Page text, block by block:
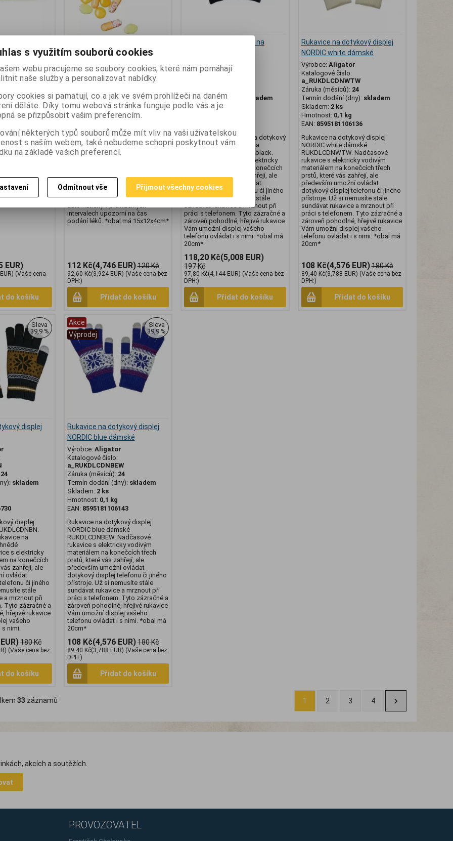
- myš v kruhu
h_3081
24
myš v kruhu se
Hračka pro
DS-062.
ukrytá myš na
kočku ke hře,
Na horní
koberec pro
*obal má
EUR)
(Vaše cena
do košíku
zásobník na léky
Hutermann
Katalogové číslo:h_0815
Záruka (měsíců): 24
Skladem:3 ks
Hmotnost:0,07 kg
EAN:H0815
Hutermann Digitální lékovka -
zásobník na léky s časovačem
PB01. Zásobník na léky s
časovačem a alarmem PB01.
PB01. Digitální lékovka s velmi
jednoduchým ovládáním, své léky
mějte vždy připraveny v této
digitální kapsli, která Vás
automaticky v pravidelných
intervalech upozorní na čas
podání léků. *obal má 15x12x4cm*
112 Kč(4,746 EUR)120 Kč
92,60 Kč(3,924 EUR) (Vaše cena bez
DPH:)
Přidat do košíku
Aligator Skull rukavice na
Výrobce:
Aligator
Katalogové číslo:
Termín dodání (dny):
skladem
Skladem:1 ks
Aligator Skull rukavice na dotykový
displej black. Rukavice na
dotykový displej SKULL black.
Nadčasové rukavice s elektricky
vodivým materiálem na konečcích
třech prstů, které vás zahřejí, ale
především umožní ovládat
dotykový displej telefonu či jiného
přístroje. Už si nemusíte stále
sundávat rukavice a mrznout při
práci s telefonem. Tyto zázračné a
zároveň pohodlné, hřejivé rukavice
Vám umožní displej vašeho
telefonu ovládat i s nimi. *obal má
20cm*
118,20 Kč(5,008 EUR)
197 Kč
97,80 Kč(4,144 EUR) (Vaše cena bez
DPH:)
Přidat do košíku
Rukavice na dotykový displej
NORDIC white dámské
Výrobce: Aligator
Katalogové číslo:
a_RUKDLCDNWTW
Záruka (měsíců): 24
Termín dodání (dny): skladem
Skladem: 2 ks
Hmotnost: 0,1 kg
EAN: 8595181106136
Rukavice na dotykový displej
NORDIC white dámské
RUKDLCDNWTW. Nadčasové
rukavice s elektricky vodivým
materiálem na konečcích třech
prstů, které vás zahřejí, ale
především umožní ovládat
dotykový displej telefonu či jiného
přístroje. Už si nemusíte stále
sundávat rukavice a mrznout při
práci s telefonem. Tyto zázračné a
zároveň pohodlné, hřejivé rukavice
Vám umožní displej vašeho
telefonu ovládat i s nimi. *obal má
20cm*
108 Kč(4,576 EUR)180 Kč
89,40 Kč(3,788 EUR) (Vaše cena bez
DPH:)
Přidat do košíku
Sleva
39,9 %
displej
24
skladem
displej
na
s elektricky
na konečcích
zahřejí, ale
ovládat
či jiného
stále
a mrznout při
Tyto zázračné a
hřejivé rukavice
vašeho
s nimi.
180 Kč
(Vaše cena bez
do košíku
Akce
Výprodej
Sleva
39,9 %
Rukavice na dotykový displej
NORDIC blue dámské
Výrobce: Aligator
Katalogové číslo:
a_RUKDLCDNBEW
Záruka (měsíců): 24
Termín dodání (dny): skladem
Skladem: 2 ks
Hmotnost: 0,1 kg
EAN: 8595181106143
Rukavice na dotykový displej
NORDIC blue dámské
RUKDLCDNBEW. Nadčasové
rukavice s elektricky vodivým
materiálem na konečcích třech
prstů, které vás zahřejí, ale
především umožní ovládat
dotykový displej telefonu či jiného
přístroje. Už si nemusíte stále
sundávat rukavice a mrznout při
práci s telefonem. Tyto zázračné a
zároveň pohodlné, hřejivé rukavice
Vám umožní displej vašeho
telefonu ovládat i s nimi. *obal má
20cm*
108 Kč(4,576 EUR)180 Kč
89,40 Kč(3,788 EUR) (Vaše cena bez
DPH:)
Přidat do košíku
33 záznamů 1 2 3 4
akcích a soutěžích.
PROVOZOVATEL
s využitím souborů cookies
webu pracujeme se soubory cookies, které nám pomáhají
naše služby a personalizovat nabídky.
cookies si pamatují, co a jak ve svém prohlížeči na daném
děláte. Díky tomu webová stránka funguje podle vás a je
se přizpůsobit vašim preferencím.
některých typů souborů může mít vliv na vaši uživatelskou
s naším webem, také nebudeme schopni poskytnout vám
na základě vašich preferencí.
Odmítnout vše Přijmout všechny cookies